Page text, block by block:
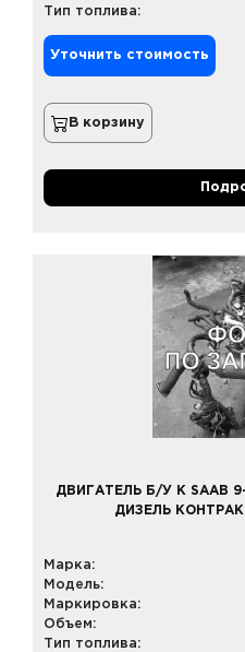
Тип топлива:
Уточнить стоимость
В корзину
ДВИГАТЕЛЬ Б/У К SAAB
ДИЗЕЛЬ
Марка:
Модель:
Маркировка:
Объем:
Тип топлива: